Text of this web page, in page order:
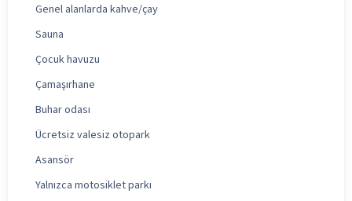
Genel alanlarda kahve/çay
Sauna
Çocuk havuzu
Çamaşırhane
Buhar odası
Ücretsiz valesiz otopark
Asansör
Yalnızca motosiklet parkı